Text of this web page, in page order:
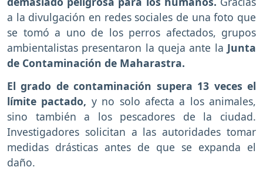
a la divulgación en redes sociales de una foto que
se tomó a uno de los perros afectados, grupos
ambientalistas presentaron la queja ante la Junta
de Contaminación de Maharastra.
El grado de contaminación supera 13 veces el
límite pactado, y no solo afecta a los animales,
sino también a los pescadores de la ciudad.
Investigadores solicitan a las autoridades tomar
medidas drásticas antes de que se expanda el
daño.